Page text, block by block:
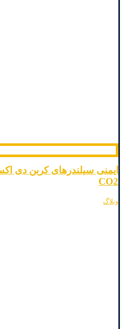
ایمنی سیلندرهای کربن دی
CO2
وبلاگ